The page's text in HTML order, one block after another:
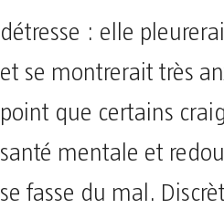
détresse : elle
et se montrerait très
point que certains
santé mentale et
se fasse du mal.